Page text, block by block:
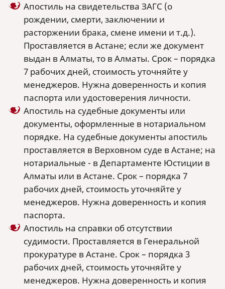
Апостиль на свидетельства ЗАГС (о
рождении, смерти, заключении и
расторжении брака, смене имени и т.д.).
Проставляется в Астане; если же документ
выдан в Алматы, то в Алматы. Срок – порядка
7 рабочих дней, стоимость уточняйте у
менеджеров. Нужна доверенность и копия
паспорта или удостоверения личности.
Апостиль на судебные документы или
документы, оформленные в нотариальном
порядке. На судебные документы апостиль
проставляется в Верховном суде в Астане; на
нотариальные - в Департаменте Юстиции в
Алматы или в Астане. Срок – порядка 7
рабочих дней, стоимость уточняйте у
менеджеров. Нужна доверенность и копия
паспорта.
Апостиль на справки об отсутствии
судимости. Проставляется в Генеральной
прокуратуре в Астане. Срок – порядка 3
рабочих дней, стоимость уточняйте у
менеджеров. Нужна доверенность и копия